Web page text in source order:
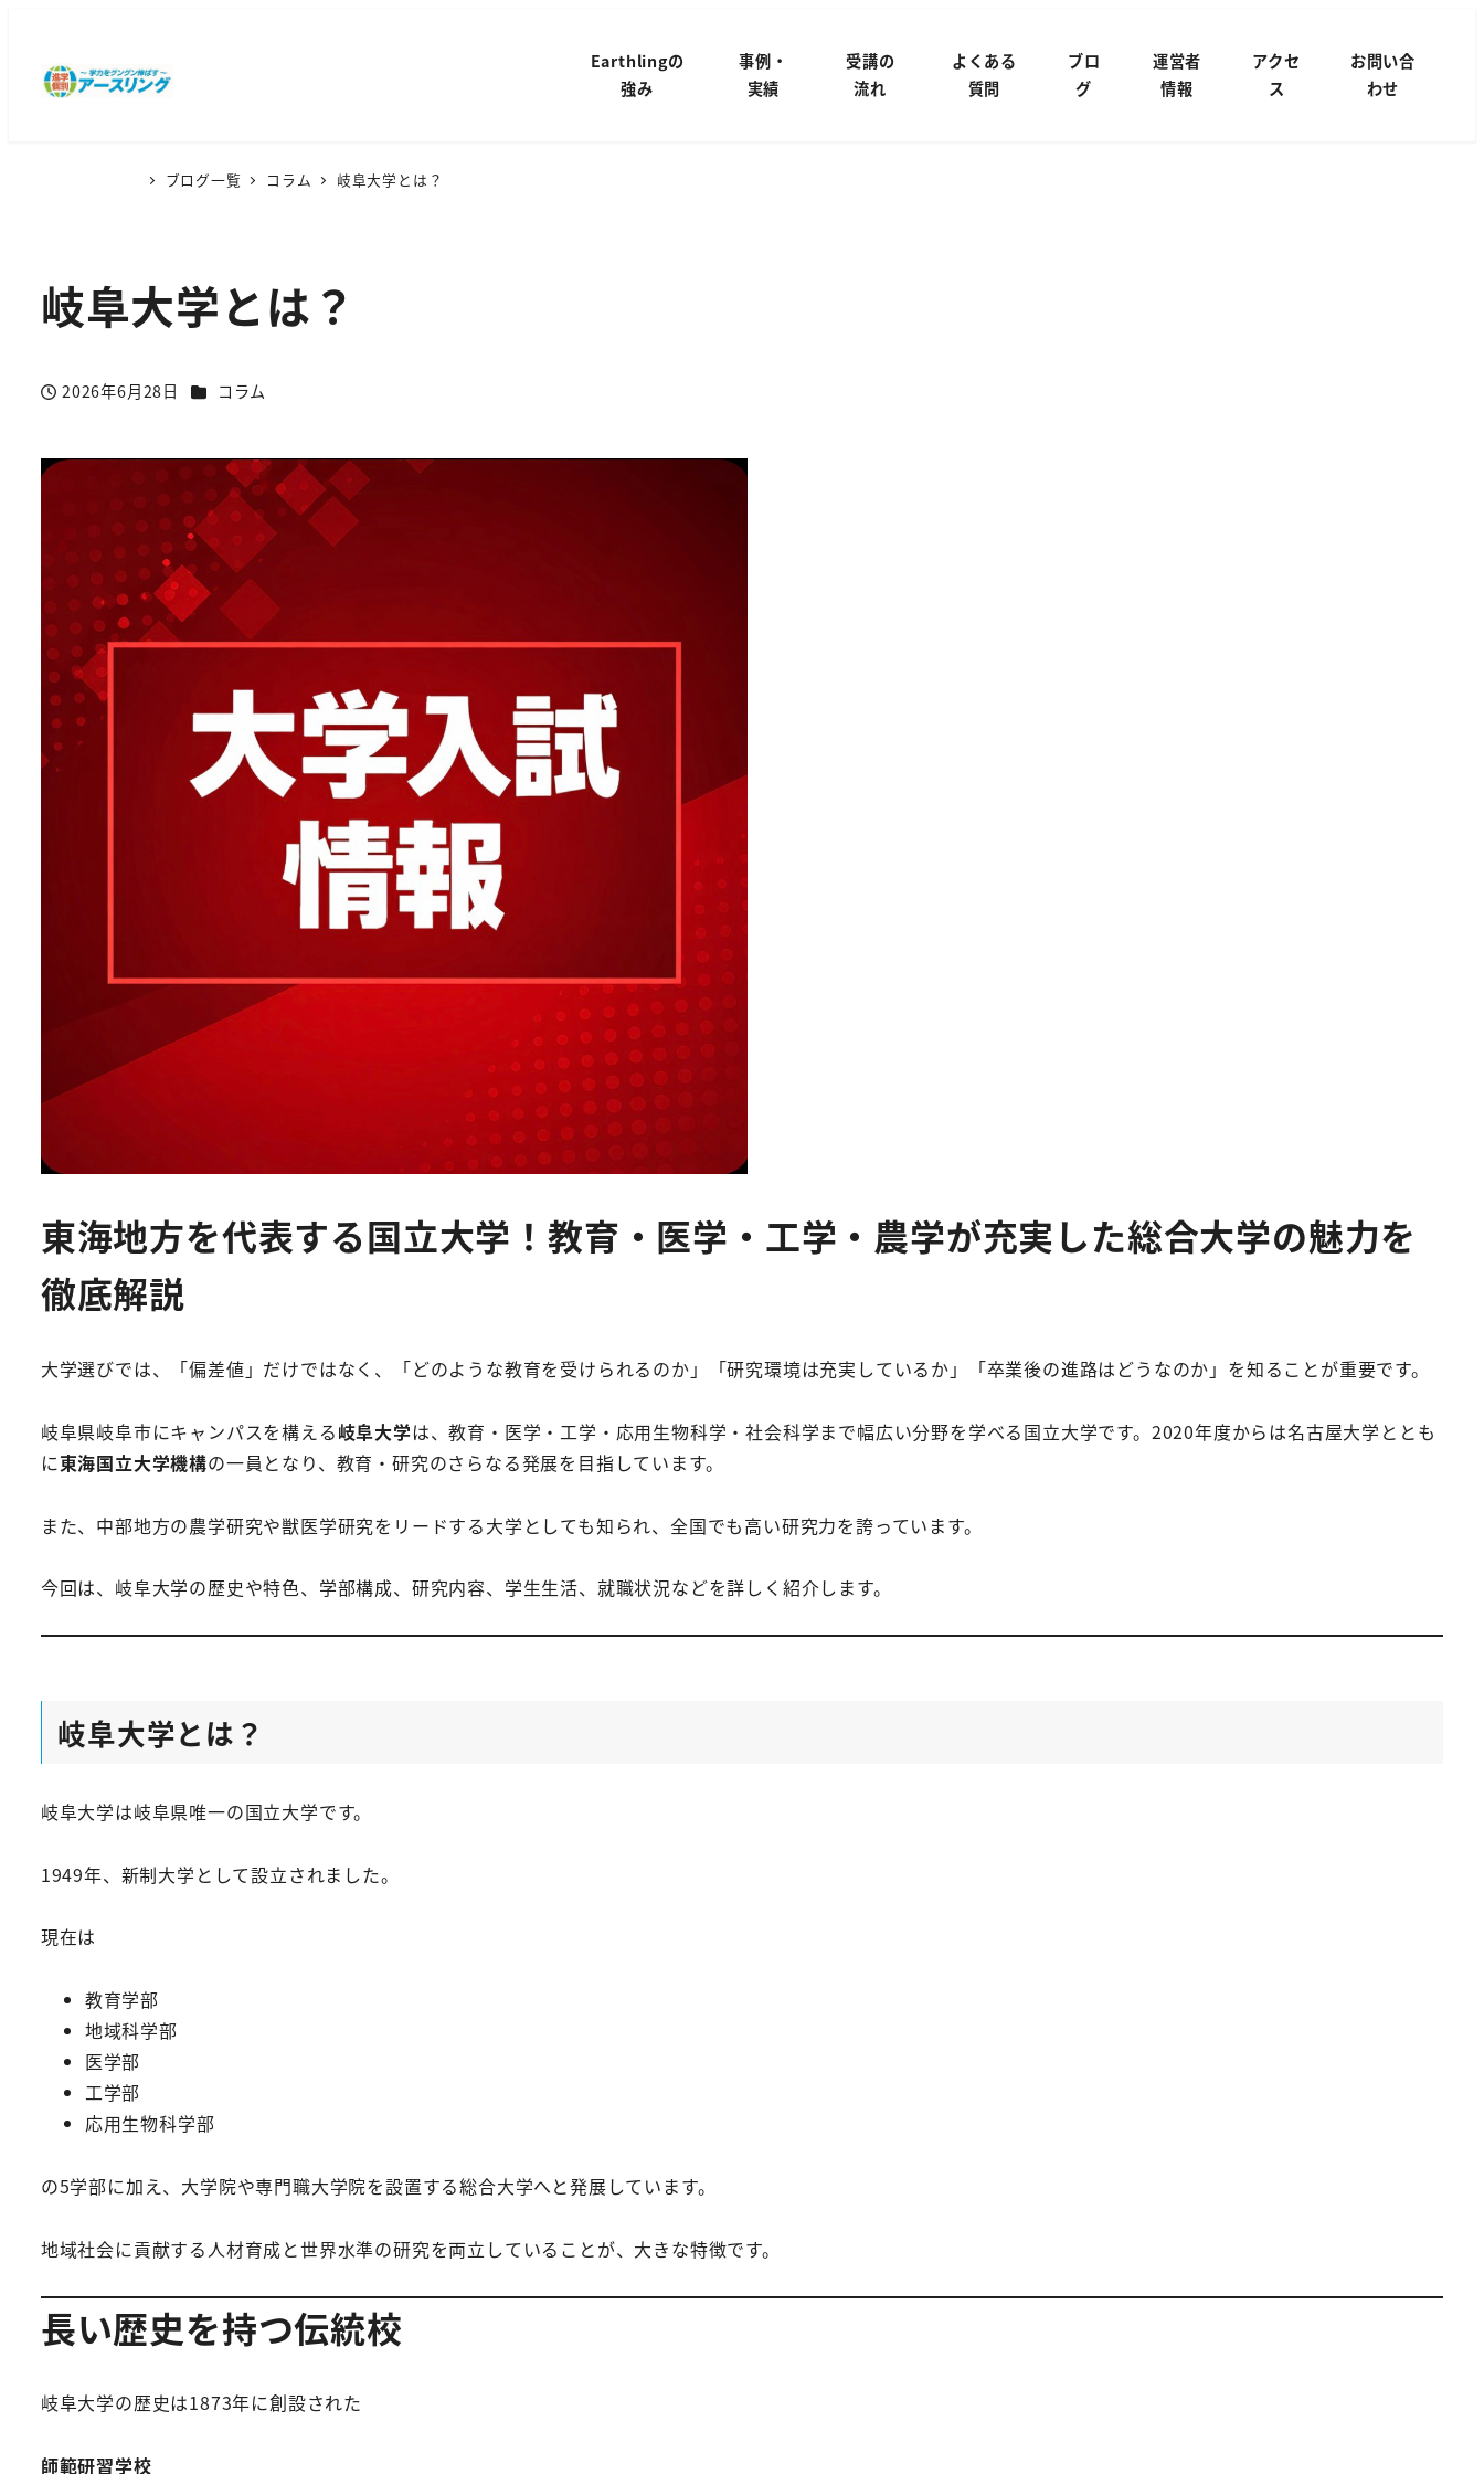
Earthlingの
強み
事例・
実績
受講の
流れ
よくある
質問
ブロ
グ
運営者
情報
アクセ
ス
お問い合
わせ
ブログ一覧 コラム 岐阜大学とは？
岐阜大学とは？
投稿日
2026年6月28日 カテゴリー
コラム
東海地方を代表する国立大学！教育・医学・工学・農学が充実した総合大学の魅力を
徹底解説
大学選びでは、「偏差値」だけではなく、「どのような教育を受けられるのか」「研究環境は充実しているか」「卒業後の進路はどうなのか」を知ることが重要です。
岐阜県岐阜市にキャンパスを構える岐阜大学は、教育・医学・工学・応用生物科学・社会科学まで幅広い分野を学べる国立大学です。2020年度からは名古屋大学ととも
に東海国立大学機構の一員となり、教育・研究のさらなる発展を目指しています。
また、中部地方の農学研究や獣医学研究をリードする大学としても知られ、全国でも高い研究力を誇っています。
今回は、岐阜大学の歴史や特色、学部構成、研究内容、学生生活、就職状況などを詳しく紹介します。
岐阜大学とは？
岐阜大学は岐阜県唯一の国立大学です。
1949年、新制大学として設立されました。
現在は
教育学部
地域科学部
医学部
工学部
応用生物科学部
の5学部に加え、大学院や専門職大学院を設置する総合大学へと発展しています。
地域社会に貢献する人材育成と世界水準の研究を両立していることが、大きな特徴です。
長い歴史を持つ伝統校
岐阜大学の歴史は1873年に創設された
師範研習学校